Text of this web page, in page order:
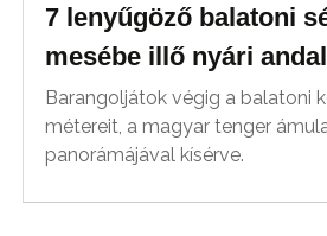
7 lenyűgöző balatoni
mesébe illő nyári
Barangoljátok végig a balatoni
métereit, a magyar tenger
panorámájával kísérve.